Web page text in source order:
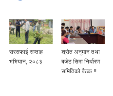
सरसफाई सप्ताह
भभियान, २०८३
श्रोत अनुमान तथा
बजेट सिमा निर्धारण
समितिको बैठक !!